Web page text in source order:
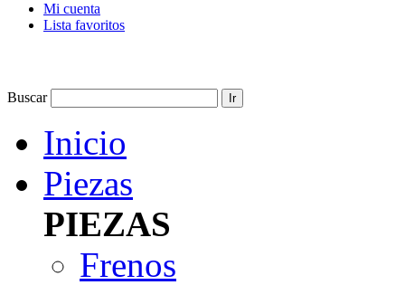
Mi cuenta
Lista favoritos
Buscar Ir
Inicio
Piezas
PIEZAS
Frenos